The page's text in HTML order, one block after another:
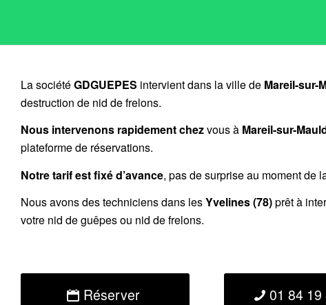
La sociétéGDGUEPES intervient dans la ville de Mareil-sur-
destruction de nid de frelons.
Nous intervenons rapidement chezvous à Mareil-sur-
plateforme de réservations.
Notre tarif est fixé d’avance, pas de surprise au moment de
Nous avons des techniciens dans lesYvelines (78)prêt à
votre nid de guêpes ou nid de frelons.
Réserver 01 84 19